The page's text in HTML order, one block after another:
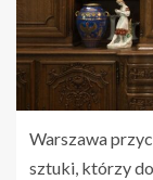
Warszawa
sztuki, którzy